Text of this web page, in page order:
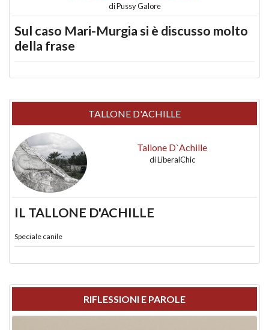
diPussy Galore
Sul caso Mari-Murgia si è discusso molto
della frase
TALLONE D'ACHILLE
Tallone D`Achille
diLiberalChic
IL TALLONE D'ACHILLE
Speciale canile
RIFLESSIONI E PAROLE